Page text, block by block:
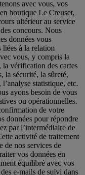
avec vous, vos
boutique Le Creuset,
ultérieur au service
concours. Nous
données vous
liées à la relation
vous, y compris la
vérification des cartes
la sécurité, la sûreté,
l’analyse statistique, etc.
ayons besoin de vous
ou opérationnelles.
de votre
données pour répondre
par l’intermédiaire de
activité de traitement
de nos services de
vos données en
équilibré avec vos
e-mails de suivi dans